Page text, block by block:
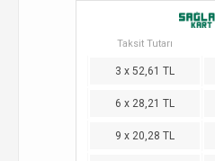
Taksit Tutarı
3 x 52,61 TL
6 x 28,21 TL
9 x 20,28 TL